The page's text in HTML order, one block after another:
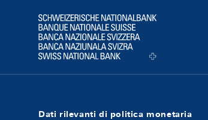
Logo
Dati rilevanti di politica monetaria